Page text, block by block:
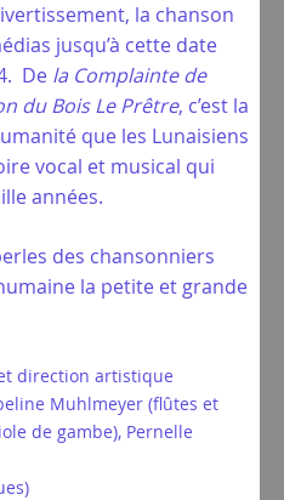
la chanson
jusqu’à cette date
De la Complainte de
du Bois Le Prêtre, c’est la
que les Lunaisiens
vocal et musical qui
années.
des chansonniers
la petite et grande
direction artistique
Muhlmeyer (flûtes et
de gambe), Pernelle